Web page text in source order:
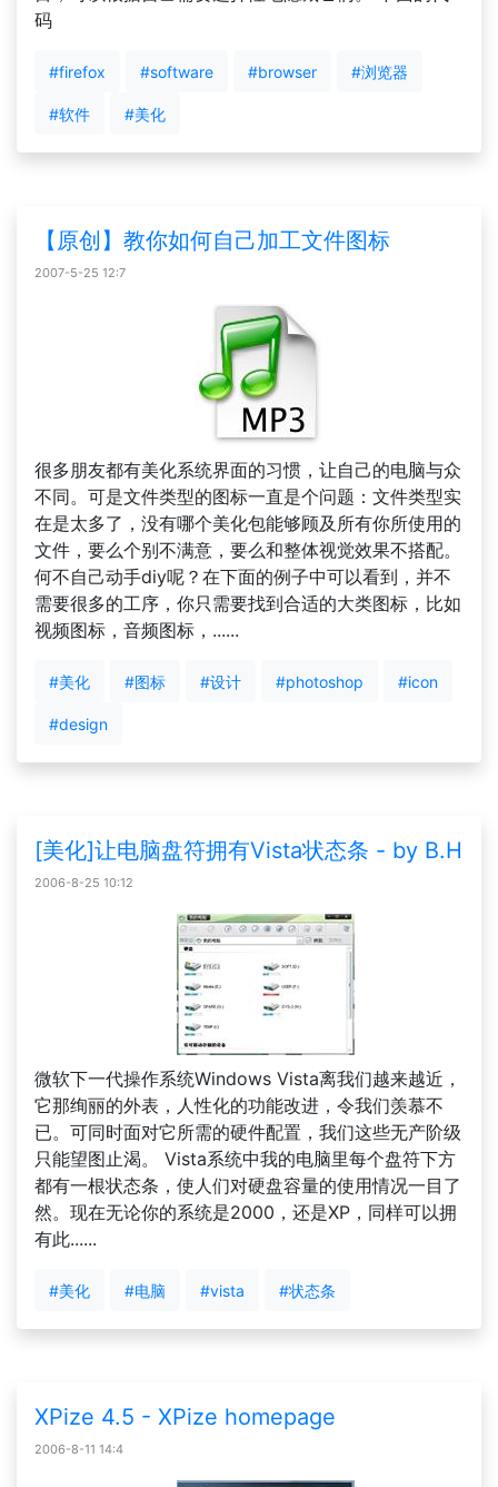
码
#firefox #software #browser #浏览器
#软件 #美化
【原创】教你如何自己加工文件图标
2007-5-25 12:7
很多朋友都有美化系统界面的习惯，让自己的电脑与众
不同。可是文件类型的图标一直是个问题：文件类型实
在是太多了，没有哪个美化包能够顾及所有你所使用的
文件，要么个别不满意，要么和整体视觉效果不搭配。
何不自己动手diy呢？在下面的例子中可以看到，并不
需要很多的工序，你只需要找到合适的大类图标，比如
视频图标，音频图标，......
#美化 #图标 #设计 #photoshop #icon
#design
[美化]让电脑盘符拥有Vista状态条 - by B.H
2006-8-25 10:12
微软下一代操作系统Windows Vista离我们越来越近，
它那绚丽的外表，人性化的功能改进，令我们羡慕不
已。可同时面对它所需的硬件配置，我们这些无产阶级
只能望图止渴。 Vista系统中我的电脑里每个盘符下方
都有一根状态条，使人们对硬盘容量的使用情况一目了
然。现在无论你的系统是2000，还是XP，同样可以拥
有此......
#美化 #电脑 #vista #状态条
XPize 4.5 - XPize homepage
2006-8-11 14:4